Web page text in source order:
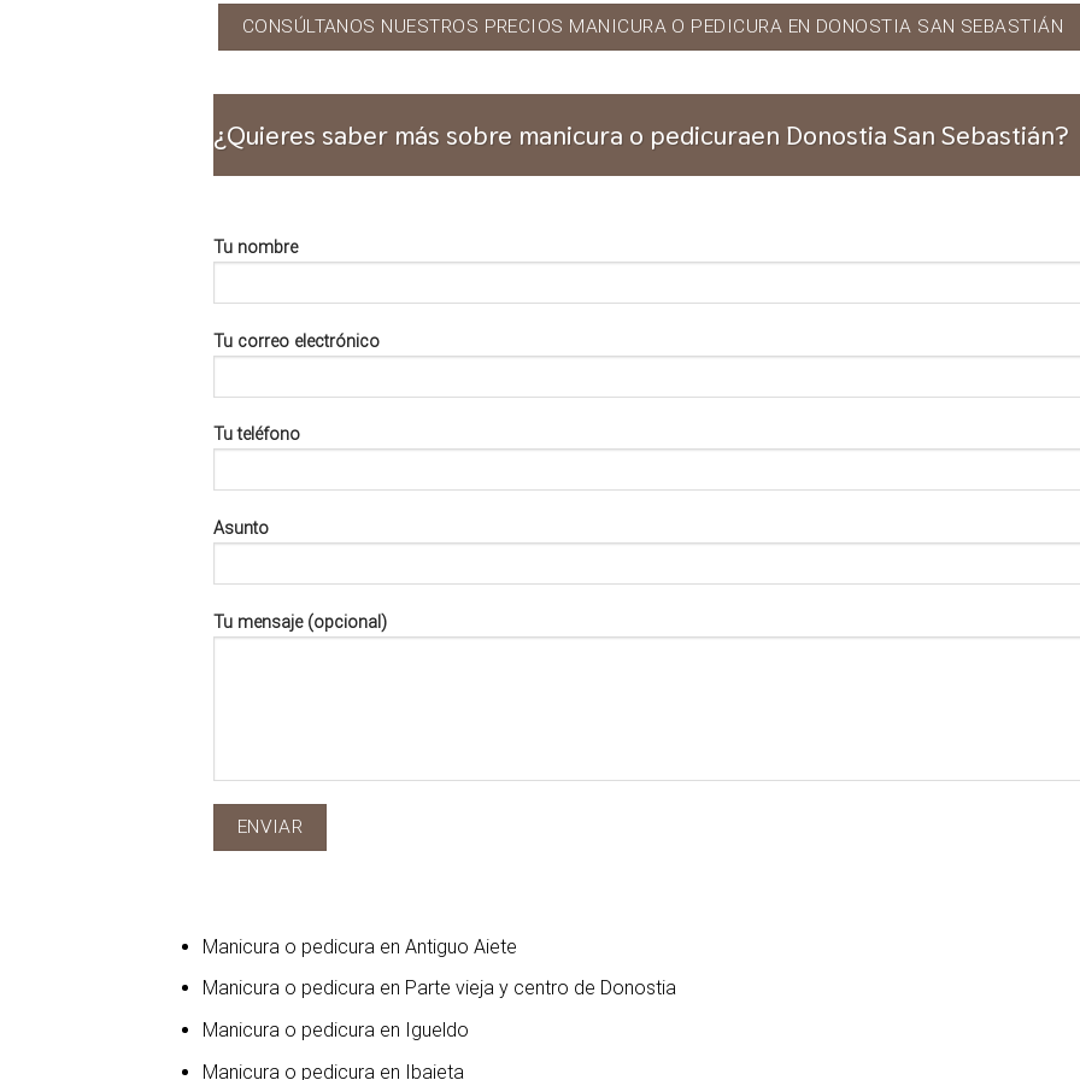
CONSÚLTANOS NUESTROS PRECIOS MANICURA O PEDICURA EN DONOSTIA SAN SEBASTIÁN
¿Quieres saber más sobre manicura o pedicuraen Donostia San Sebastián?
Tu nombre
Tu correo electrónico
Tu teléfono
Asunto
Tu mensaje (opcional)
Manicura o pedicura en Antiguo Aiete
Manicura o pedicura en Parte vieja y centro de Donostia
Manicura o pedicura en Igueldo
Manicura o pedicura en Ibaieta